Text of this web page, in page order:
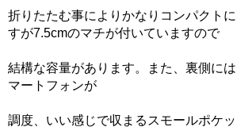
折りたたむ事によりかなりコンパクト
すが7.5cmのマチが付いていますので
結構な容量があります。また、裏側に
マートフォンが
調度、いい感じで収まるスモールポケ